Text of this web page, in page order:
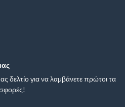
δελτίο για να λαμβάνετε πρώτοι τα